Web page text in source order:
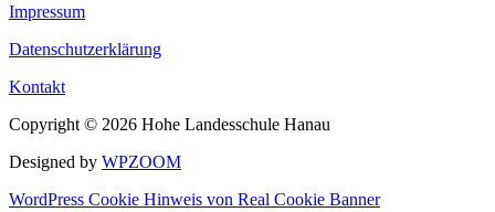
Impressum
Datenschutzerklärung
Kontakt
Copyright © 2026 Hohe Landesschule Hanau
Designed by WPZOOM
WordPress Cookie Hinweis von Real Cookie Banner